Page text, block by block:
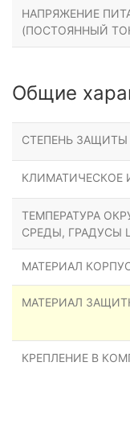
НАПРЯЖЕНИЕ
(ПОСТОЯННЫЙ
Общие
СТЕПЕНЬ ЗАЩИТЫ
КЛИМАТИЧЕСКОЕ
ТЕМПЕРАТУРА
СРЕДЫ, ГРАДУСЫ
МАТЕРИАЛ
МАТЕРИАЛ
КРЕПЛЕНИЕ В